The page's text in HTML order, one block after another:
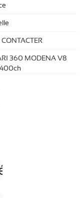
360 MODENA V8